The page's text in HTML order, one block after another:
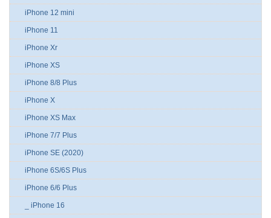
iPhone 12 mini
iPhone 11
iPhone Xr
iPhone XS
iPhone 8/8 Plus
iPhone X
iPhone XS Max
iPhone 7/7 Plus
iPhone SE (2020)
iPhone 6S/6S Plus
iPhone 6/6 Plus
_ iPhone 16